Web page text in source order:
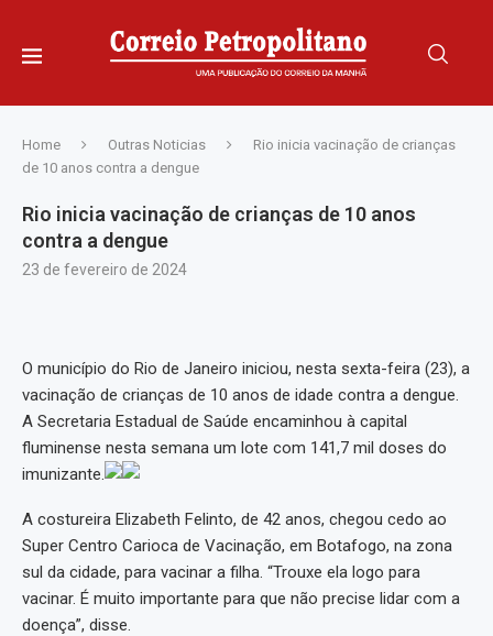
Home Outras Noticias
Rio inicia vacinação de crianças
de 10 anos contra a dengue
Rio inicia vacinação de crianças de 10 anos
contra a dengue
23 de fevereiro de 2024
O município do Rio de Janeiro iniciou, nesta sexta-feira (23), a
vacinação de crianças de 10 anos de idade contra a dengue.
A Secretaria Estadual de Saúde encaminhou à capital
fluminense nesta semana um lote com 141,7 mil doses do
imunizante.
A costureira Elizabeth Felinto, de 42 anos, chegou cedo ao
Super Centro Carioca de Vacinação, em Botafogo, na zona
sul da cidade, para vacinar a filha. “Trouxe ela logo para
vacinar. É muito importante para que não precise lidar com a
doença”, disse.